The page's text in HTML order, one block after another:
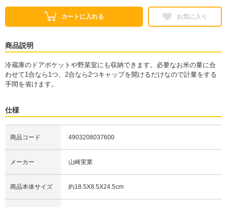
カートに入れる お気に入り
商品説明
冷蔵庫のドアポケットや野菜室にも収納できます。必要なお米の量に合
わせて1合なら1つ、2合なら2つキャップを開けるだけなので計量をする
手間を省けます。
仕様
商品コード 4903208037600
メーカー 山崎実業
商品本体サイズ 約18.5X8.5X24.5cm